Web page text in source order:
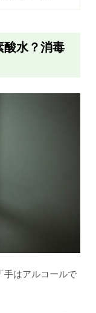
酸水？消毒
手はアルコールで